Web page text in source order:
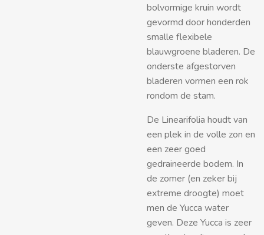
bolvormige kruin wordt
gevormd door honderden
smalle flexibele
blauwgroene bladeren. De
onderste afgestorven
bladeren vormen een rok
rondom de stam.
De Linearifolia houdt van
een plek in de volle zon en
een zeer goed
gedraineerde bodem. In
de zomer (en zeker bij
extreme droogte) moet
men de Yucca water
geven. Deze Yucca is zeer